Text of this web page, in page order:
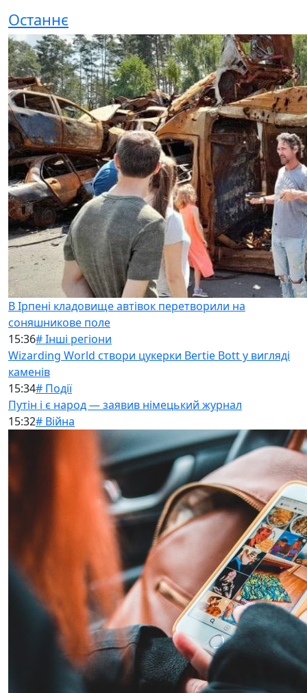
Останнє
В Ірпені кладовище автівок перетворили на
соняшникове поле
15:36# Інші регіони
Wizarding World створи цукерки Bertie Bott у вигляді
каменів
15:34# Події
Путін і є народ — заявив німецький журнал
15:32# Війна